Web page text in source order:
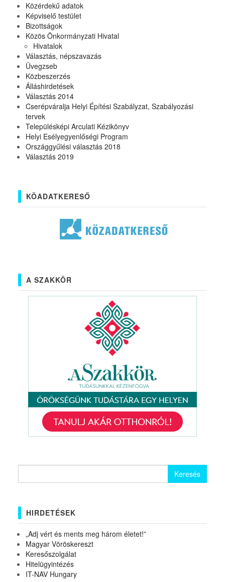
Közérdekű adatok
Képviselő testület
Bizottságok
Közös Önkormányzati Hivatal
Hivatalok
Választás, népszavazás
Üvegzseb
Közbeszerzés
Álláshirdetések
Választás 2014
Cserépváralja Helyi Építési Szabályzat, Szabályozási
tervek
Településképi Arculati Kézikönyv
Helyi Esélyegyenlőségi Program
Országgyűlési választás 2018
Választás 2019
KÖADATKERESŐ
A SZAKKÖR
HIRDETÉSEK
„Adj vért és ments meg három életet!”
Magyar Vöröskereszt
Keresőszolgálat
Hitelügyintézés
IT-NAV Hungary